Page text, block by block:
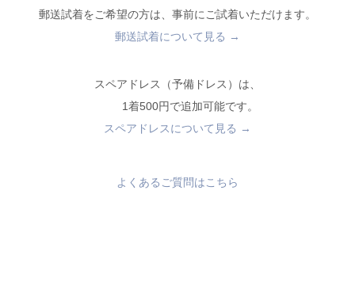
郵送試着をご希望の方は、事前にご試着いただけます。
郵送試着について見る →
スペアドレス（予備ドレス）は、
1着500円で追加可能です。
スペアドレスについて見る →
よくあるご質問はこちら